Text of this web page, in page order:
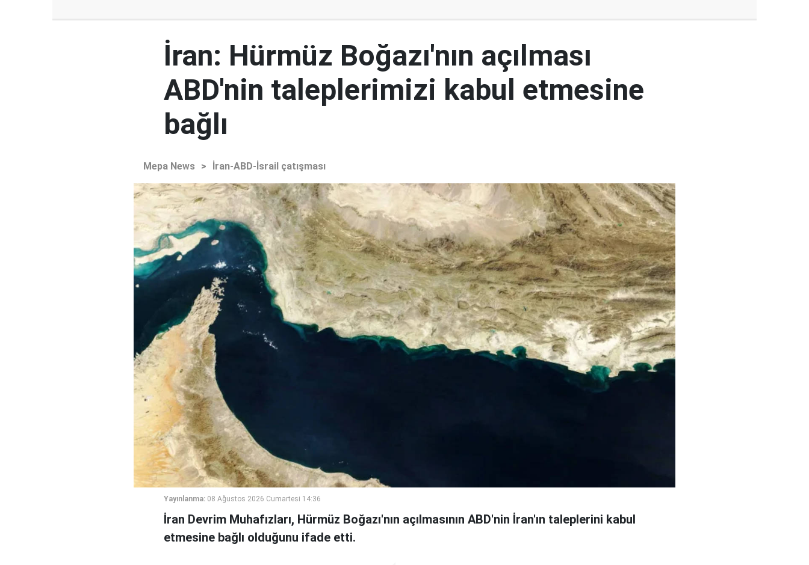
İran: Hürmüz Boğazı'nın açılması
ABD'nin taleplerimizi kabul etmesine
bağlı
Mepa News > İran-ABD-İsrail çatışması
Yayınlanma: 08 Ağustos 2026 Cumartesi 14:36
İran Devrim Muhafızları, Hürmüz Boğazı'nın açılmasının ABD'nin İran'ın taleplerini kabul
etmesine bağlı olduğunu ifade etti.